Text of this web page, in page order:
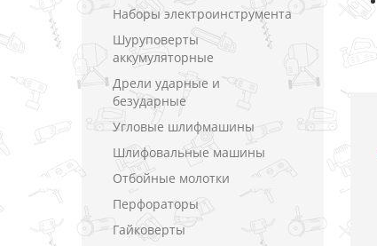
Наборы электроинструмента
Шуруповерты
аккумуляторные
Дрели ударные и
безударные
Угловые шлифмашины
Шлифовальные машины
Отбойные молотки
Перфораторы
Гайковерты